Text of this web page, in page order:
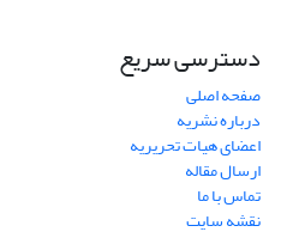
دسترسی سریع
صفحه اصلی
درباره نشریه
اعضای هیات تحریریه
ارسال مقاله
تماس با ما
نقشه سایت